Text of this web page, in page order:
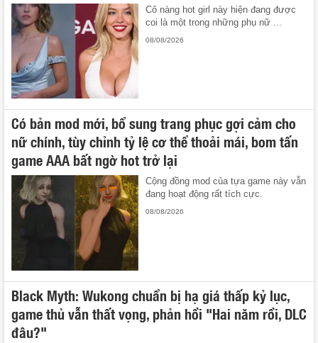
Cô nàng hot girl này hiện đang được
coi là một trong những phụ nữ ...
08/08/2026
Có bản mod mới, bổ sung trang phục gợi cảm cho
nữ chính, tùy chỉnh tỷ lệ cơ thể thoải mái, bom tấn
game AAA bất ngờ hot trở lại
Cộng đồng mod của tựa game này vẫn
đang hoạt động rất tích cực.
08/08/2026
Black Myth: Wukong chuẩn bị hạ giá thấp kỷ lục,
game thủ vẫn thất vọng, phản hồi "Hai năm rồi, DLC
đâu?"